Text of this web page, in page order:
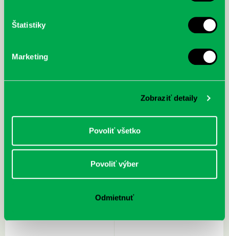
Štatistiky
Marketing
Zobraziť detaily
Povoliť všetko
Povoliť výber
Odmietnuť
Rudź, Przemyslaw: Atlas hviezd:
Hardy, Paula: Japonsko na tanieri: